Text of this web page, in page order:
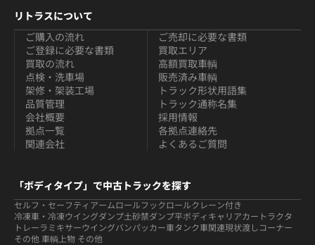
リトラスについて
ご購入の流れ
ご登録に必要な書類
買取の流れ
ご売却に必要な書類
買取エリア
高額買取車輌
点検・洗車場
架修・架装工場
品質管理
販売済み車輌
トラック形状用語集
トラック通称名集
会社概要
拠点一覧
関連会社
採用情報
各拠点連絡先
よくあるご質問
「ボディタイプ」で中古トラックを探す
セルフ・セーフティ アームロールフックロールクレーン付き
冷凍車・冷凍ウイングダンプ土砂禁ダンプ平ボディ キャリアカー トラクタ
トレーラ ミキサーウイングバンパッカー車タンク車関連現状渡しコーナー
その他 車輌 上物 その他